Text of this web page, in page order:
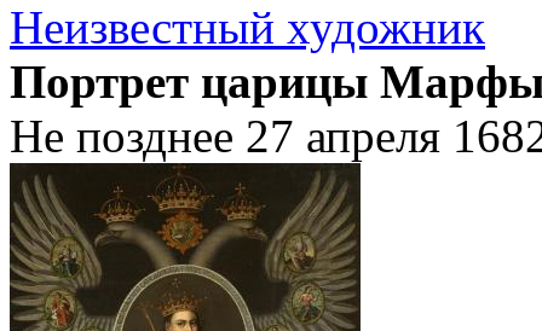
Неизвестный художник
Портрет царицы
Не позднее 27 апреля